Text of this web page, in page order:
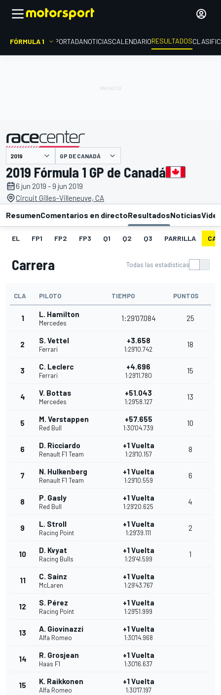
FÓRMULA 1 PORTADANOTICIASCALENDARIORESULTADOS
presentado por GP DE CANADÁ
2019 Fórmula 1 GP de Canadá
6 jun 2019 - 9 jun 2019
Circuit Gilles-Villeneuve, CA
ResumenComentarios en directoResultadosNoticias
EL FP1 FP2 FP3 Q1 Q2 Q3 PARRILLA
Carrera Todas las estadísticas
CLA PILOTO TIEMPO PUNTOS
1 L. Hamilton
Mercedes
1:29'07.084 25
2 S. Vettel
Ferrari
+3.658
1:29'10.742
18
3 C. Leclerc
Ferrari
+4.696
1:29'11.780
15
4 V. Bottas
Mercedes
+51.043
1:29'58.127
13
5 M. Verstappen
Red Bull
+57.655
1:30'04.739
10
6 D. Ricciardo
Renault F1 Team
+1 Vuelta
1:29'10.157
8
7 N. Hulkenberg
Renault F1 Team
+1 Vuelta
1:29'10.559
6
8 P. Gasly
Red Bull
+1 Vuelta
1:29'20.625
4
9 L. Stroll
Racing Point
+1 Vuelta
1:29'39.111
2
10 D. Kvyat
Racing Bulls
+1 Vuelta
1:29'41.599
1
11 C. Sainz
McLaren
+1 Vuelta
1:29'43.767
12 S. Pérez
Racing Point
+1 Vuelta
1:29'51.999
13 A. Giovinazzi
Alfa Romeo
+1 Vuelta
1:30'14.968
14 R. Grosjean
Haas F1
+1 Vuelta
1:30'16.637
15 K. Raikkonen
Alfa Romeo
+1 Vuelta
1:30'17.197